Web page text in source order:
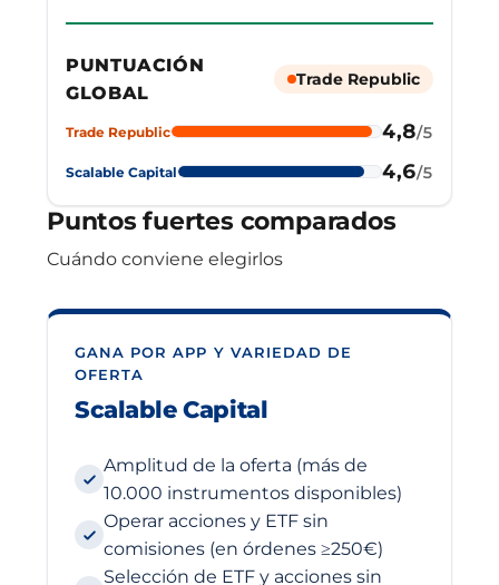
PUNTUACIÓN
GLOBAL
Scalable Capital 4,6/5
Trade Republic 4,8/5
Trade Republic
Puntos fuertes comparados
Cuándo conviene elegirlos
GANA POR APP Y VARIEDAD DE
OFERTA
Scalable Capital
Amplitud de la oferta (más de
10.000 instrumentos disponibles)
Operar acciones y ETF sin
comisiones (en órdenes ≥250€)
Selección de ETF y acciones sin